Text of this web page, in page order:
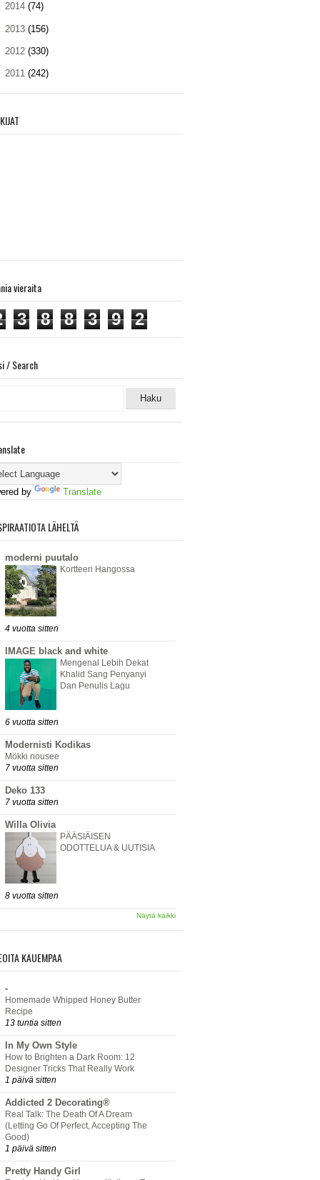
2014 (74)
2013 (156)
2012 (330)
2011 (242)
vieraita
3 8 8 3 9 2
/ Search
by Translate
LÄHELTÄ
moderni puutalo
Kortteeri Hangossa
4 vuotta sitten
IMAGE black and white
Mengenal Lebih Dekat
Khalid Sang Penyanyi
Dan Penulis Lagu
6 vuotta sitten
Modernisti Kodikas
Mökki nousee
7 vuotta sitten
Deko 133
7 vuotta sitten
Willa Olivia
PÄÄSIÄISEN
ODOTTELUA & UUTISIA
8 vuotta sitten
Näytä kaikki
KAUEMPAA
-
Homemade Whipped Honey Butter
Recipe
13 tuntia sitten
In My Own Style
How to Brighten a Dark Room: 12
Designer Tricks That Really Work
1 päivä sitten
Addicted 2 Decorating®
Real Talk: The Death Of A Dream
(Letting Go Of Perfect, Accepting The
Good)
1 päivä sitten
Pretty Handy Girl